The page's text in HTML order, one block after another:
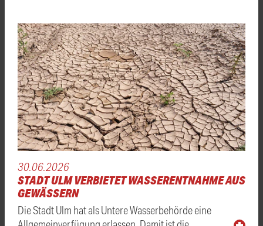
30.06.2026
STADT ULM VERBIETET WASSERENTNAHME AUS
GEWÄSSERN
Die Stadt Ulm hat als Untere Wasserbehörde eine